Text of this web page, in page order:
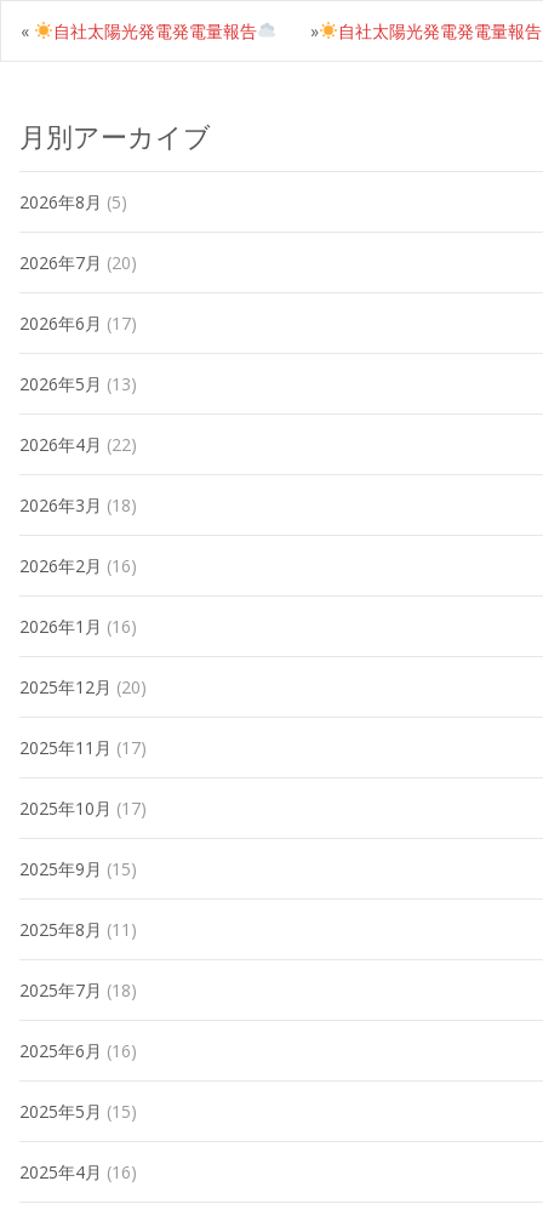
« 自社太陽光発電発電量報告 自社太陽光発電発電量報告
»
月別アーカイブ
2026年8月 (5)
2026年7月 (20)
2026年6月 (17)
2026年5月 (13)
2026年4月 (22)
2026年3月 (18)
2026年2月 (16)
2026年1月 (16)
2025年12月 (20)
2025年11月 (17)
2025年10月 (17)
2025年9月 (15)
2025年8月 (11)
2025年7月 (18)
2025年6月 (16)
2025年5月 (15)
2025年4月 (16)